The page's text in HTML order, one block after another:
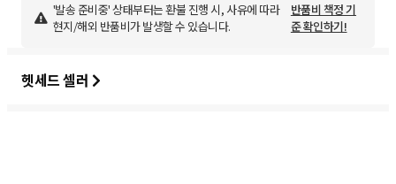
'발송 준비중' 상태부터는 환불 진행 시, 사유에 따라
현지/해외 반품비가 발생할 수 있습니다.
반품비 책정 기
준 확인하기!
헷세드 셀러